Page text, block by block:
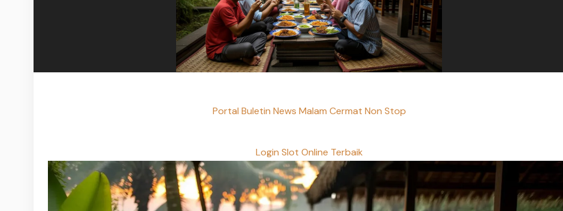
Portal Buletin News Malam Cermat Non Stop
Login Slot Online Terbaik